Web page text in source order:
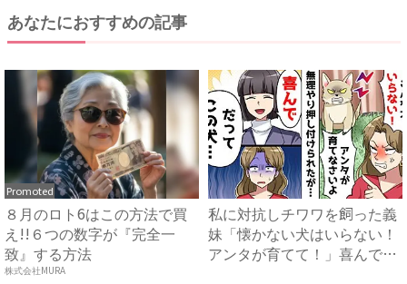
あなたにおすすめの記事
Promoted
８月のロト6はこの方法で買
え!!６つの数字が『完全一
致』する方法
株式会社MURA
私に対抗しチワワを飼った義
妹「懐かない犬はいらない！
アンタが育てて！」喜んで引